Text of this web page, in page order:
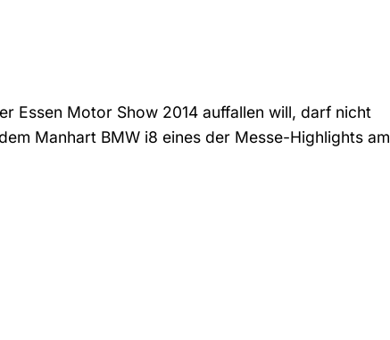
Essen Motor Show 2014 auffallen will, darf nicht
Manhart BMW i8 eines der Messe-Highlights am